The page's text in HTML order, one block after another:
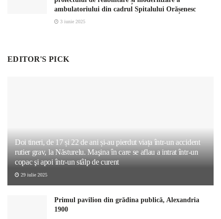
ambulatoriului din cadrul Spitalului Orășenesc
3 iunie 2025
EDITOR'S PICK
Doi tineri, de 17 și 22 de ani și-au pierdut viața într-un accident
rutier grav, la Năsturelu. Maşina în care se aflau a intrat într-un
copac şi apoi într-un stâlp de curent
29 iulie 2025
Primul pavilion din grădina publică, Alexandria
1900